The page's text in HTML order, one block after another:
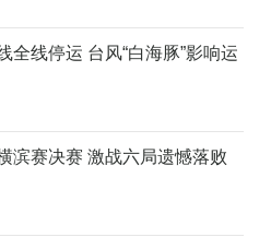
全线停运 台风“白海豚”影响运
滨赛决赛 激战六局遗憾落败